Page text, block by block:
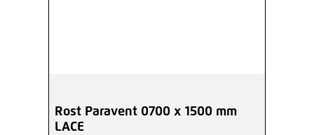
Rost Paravent 0700 x 1500 mm
LACE